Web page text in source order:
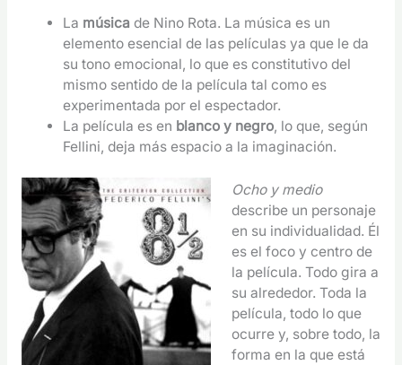
La músicade Nino Rota. La música es un
elemento esencial de las películas ya que le da
su tono emocional, lo que es constitutivo del
mismo sentido de la película tal como es
experimentada por el espectador.
La película es en blanco y negro, lo que, según
Fellini, deja más espacio a la imaginación.
Ocho y medio
describe un personaje
en su individualidad. Él
es el foco y centro de
la película. Todo gira a
su alrededor. Toda la
película, todo lo que
ocurre y, sobre todo, la
forma en la que está